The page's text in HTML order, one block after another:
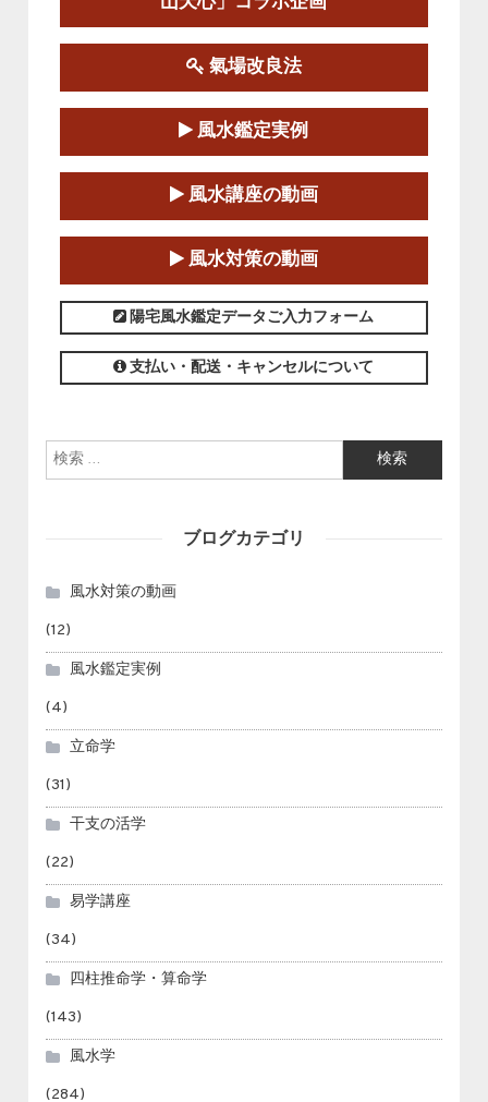
この講座の募集は終了しました。
第１８期立命塾『実践的易学講座』
2025-06-21～2025-08-24
この講座の募集は終了しました。
第１８期立命塾「実践的四柱立命学（四
柱推命学）講座」
2025-01-11～2025-05-11
この講座の募集は終了しました。
氣場改良法
風水鑑定実例
風水講座の動画
風水対策の動画
陽宅風水鑑定データご入力フォーム
支払い・配送・キャンセルについて
検索:
ブログカテゴリ
風水対策の動画
(12)
風水鑑定実例
(4)
立命学
(31)
干支の活学
(22)
易学講座
(34)
四柱推命学・算命学
(143)
風水学
(284)